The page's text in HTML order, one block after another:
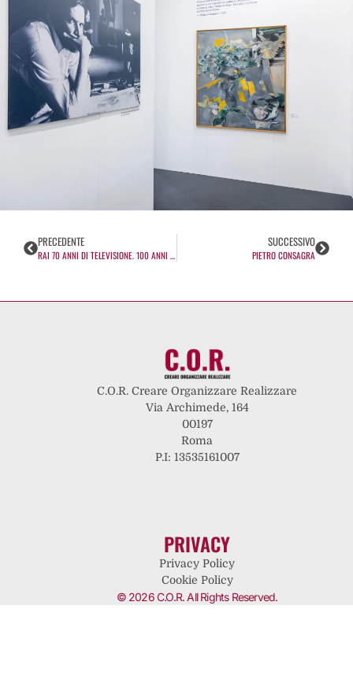
PRECEDENTE
RAI 70 ANNI DI TELEVISIONE. 100 ANNI DI RADIO
SUCCESSIVO
PIETRO CONSAGRA
C.O.R. Creare Organizzare Realizzare
Via Archimede, 164
00197
Roma
P.I: 13535161007
PRIVACY
Privacy Policy
Cookie Policy
© 2026 C.O.R. All Rights Reserved.